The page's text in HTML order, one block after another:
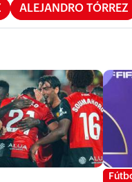
ALEJANDRO TÓRREZ